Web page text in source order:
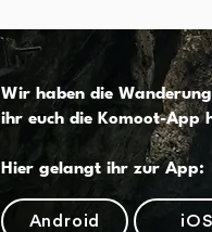
Wir haben die
ihr euch die Komoot-App
Hier gelangt ihr zur App:
Android iOS